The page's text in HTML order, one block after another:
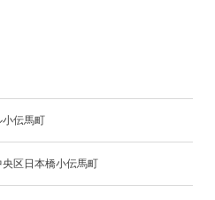
小伝馬町
央区日本橋小伝馬町